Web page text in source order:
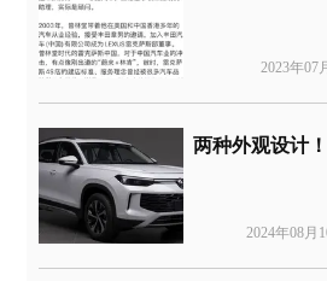
2023年07
2024年08月